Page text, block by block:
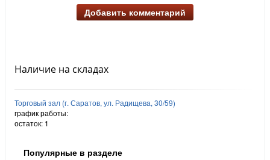
Добавить комментарий
Наличие на складах
Торговый зал (г. Саратов, ул. Радищева, 30/59)
график работы:
остаток: 1
Популярные в разделе